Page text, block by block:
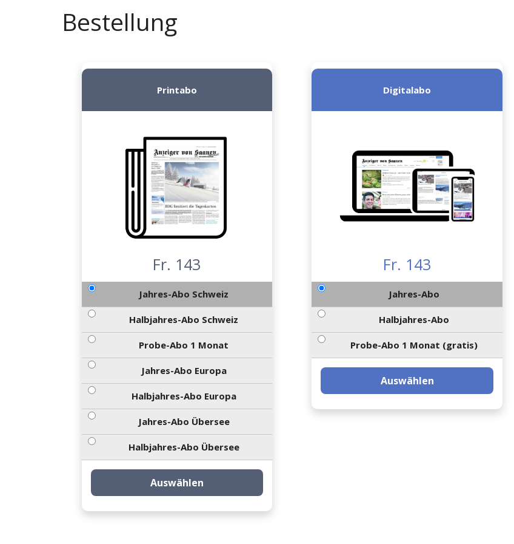
Bestellung
Printabo
Fr. 143
Jahres-Abo Schweiz
Halbjahres-Abo Schweiz
Probe-Abo 1 Monat
Jahres-Abo Europa
Halbjahres-Abo Europa
Jahres-Abo Übersee
Halbjahres-Abo Übersee
Auswählen
Digitalabo
Fr. 143
Jahres-Abo
Halbjahres-Abo
Probe-Abo 1 Monat (gratis)
Auswählen